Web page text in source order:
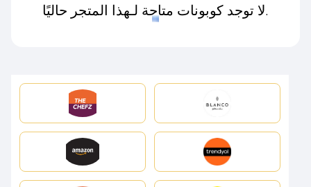
لا توجد كوبونات متاحة لـهذا المتجر حاليًا.